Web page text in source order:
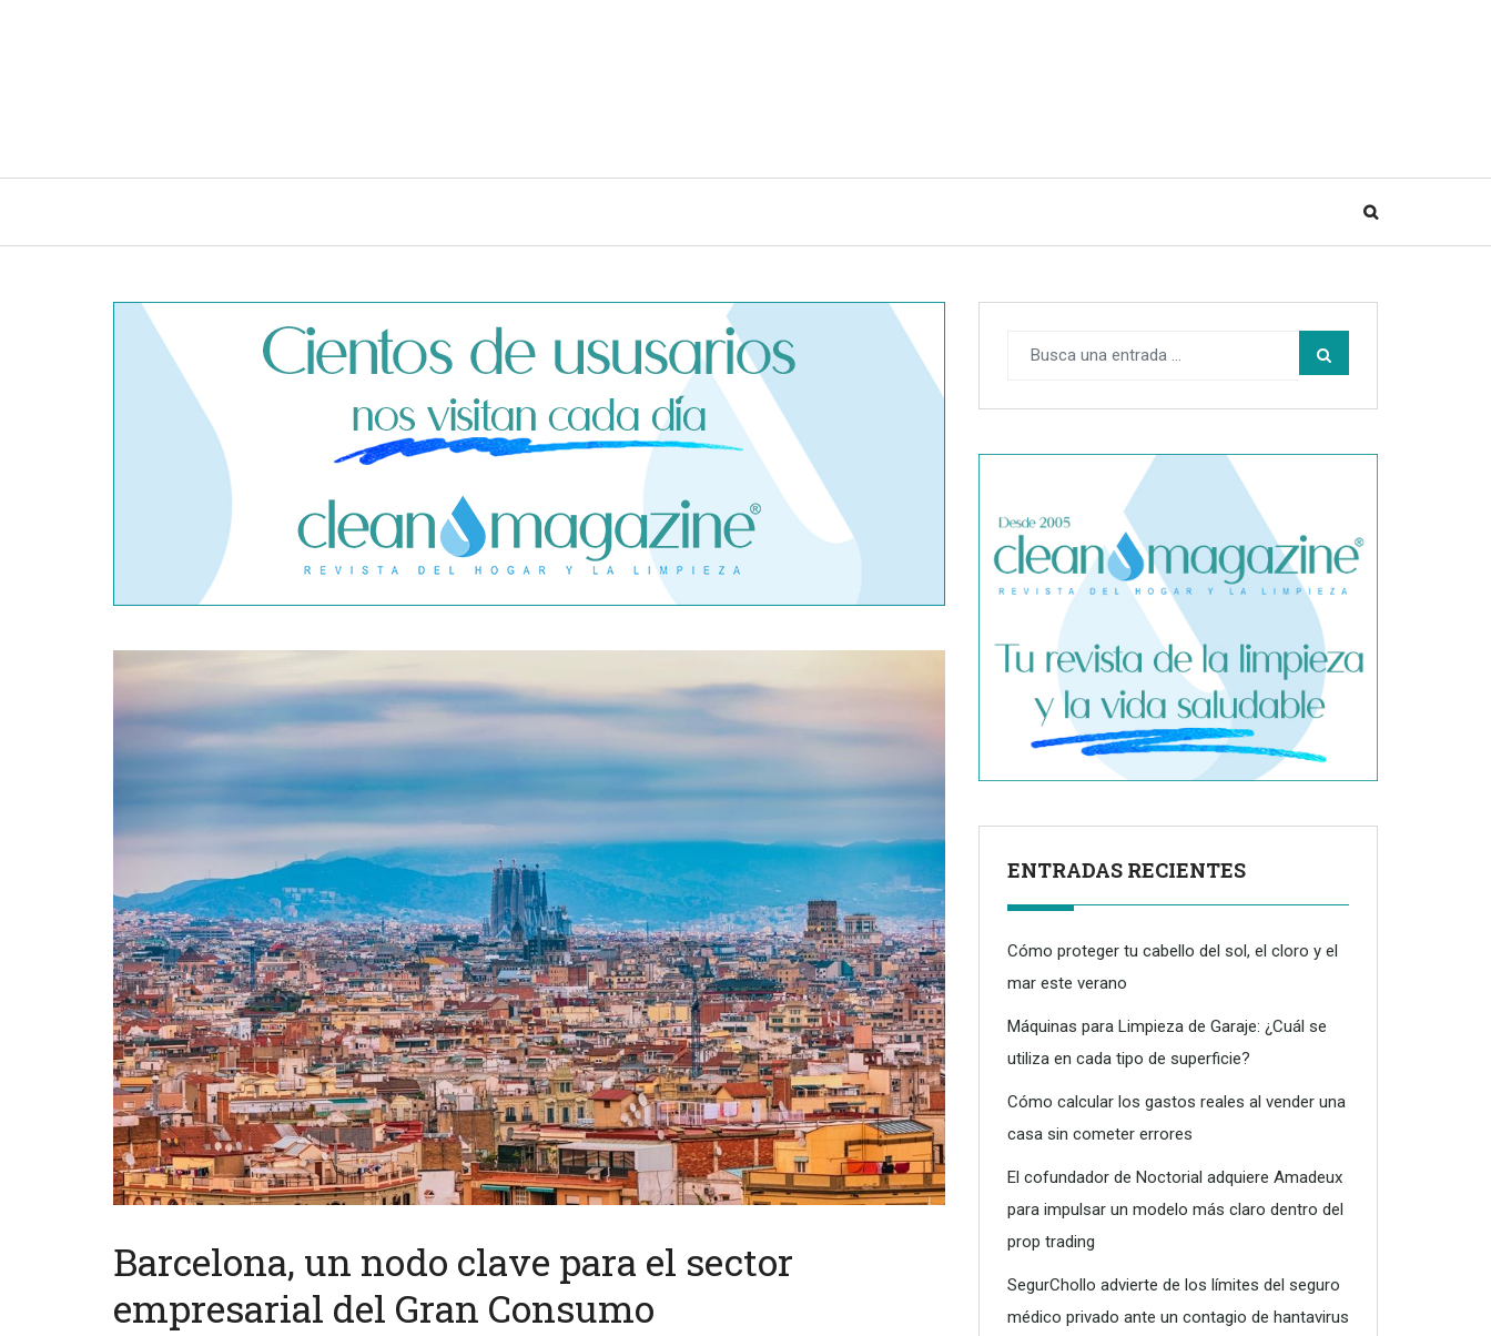
Barcelona, un nodo clave para el sector
empresarial del Gran Consumo
ENTRADAS RECIENTES
Cómo proteger tu cabello del sol, el cloro y el
mar este verano
Máquinas para Limpieza de Garaje: ¿Cuál se
utiliza en cada tipo de superficie?
Cómo calcular los gastos reales al vender una
casa sin cometer errores
El cofundador de Noctorial adquiere Amadeux
para impulsar un modelo más claro dentro del
prop trading
SegurChollo advierte de los límites del seguro
médico privado ante un contagio de hantavirus